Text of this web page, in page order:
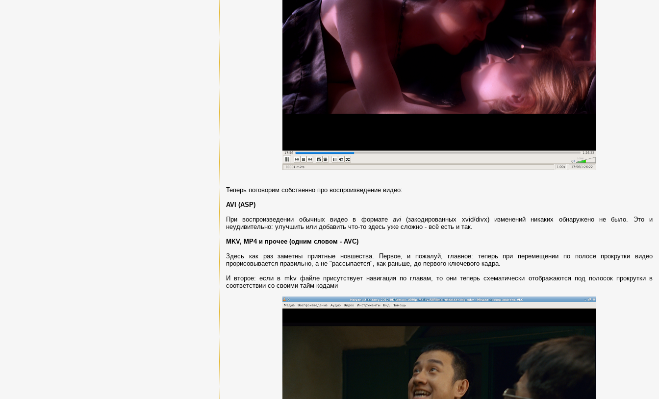
Теперь поговорим собственно про воспроизведение видео:
AVI (ASP)
При воспроизведении обычных видео в форматеavi (закодированных xvid/divx) изменений никаких обнаружено не было. Это и
неудивительно: улучшить или добавить что-то здесь уже сложно - всё есть и так.
MKV, MP4 и прочее (одним словом - AVC)
Здесь как раз заметны приятные новшества. Первое, и пожалуй, главное: теперь при перемещении по полосе прокрутки видео
прорисовывается правильно, а не "рассыпается", как раньше, до первого ключевого кадра.
И второе: если в mkv файле присутствует навигация по главам, то они теперь схематически отображаются под полосок прокрутки в
соответствии со своими тайм-кодами